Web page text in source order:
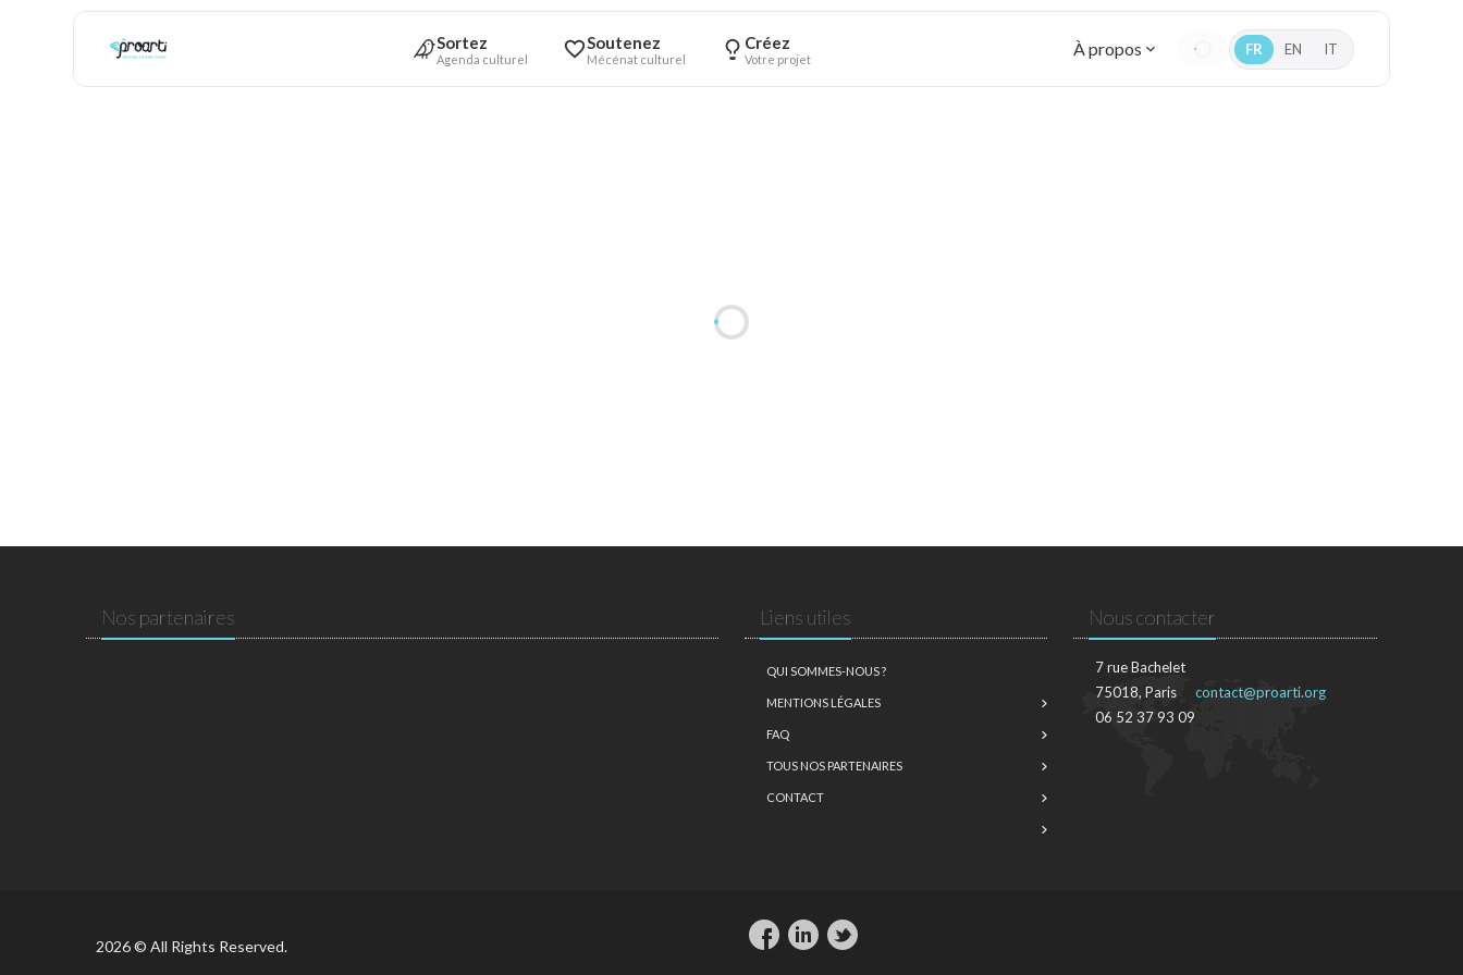
Sortez
Agenda culturel
Soutenez
Mécénat culturel
Créez
Votre projet À propos FR EN IT
Nos partenaires Liens utiles
QUI SOMMES-NOUS ?
MENTIONS LÉGALES
FAQ
TOUS NOS PARTENAIRES
CONTACT
Nous contacter
7 rue Bachelet
75018, Paris
06 52 37 93 09
contact@proarti.org
2026 © All Rights Reserved.